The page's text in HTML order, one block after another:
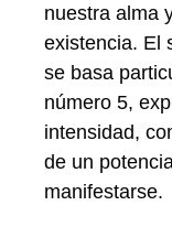
nuestra alma
existencia. El
se basa
número 5,
intensidad,
de un
manifestarse.